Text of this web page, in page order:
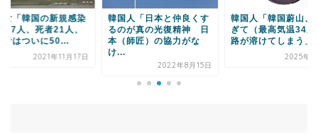
人「日本と仲良くす
が真の光復精神 日
師匠）の協力がな
韓国人「韓国蔚山、暑す
ぎて（最高気温34度）道
路が溶けてしまう」→...
韓国人「日本が韓国
優れたものを作れる
品」
2022年5